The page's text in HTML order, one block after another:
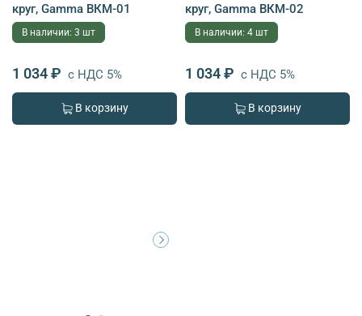
круг, Gamma ВКМ-01
В наличии: 3 шт
1 034 ₽ с НДС 5%
В корзину
круг, Gamma ВКМ-02
В наличии: 4 шт
1 034 ₽ с НДС 5%
В корзину